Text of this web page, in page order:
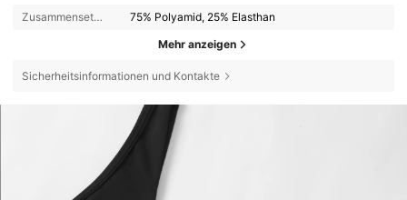
Zusammensetzung: 75% Polyamid, 25% Elasthan
Mehr anzeigen
Sicherheitsinformationen und Kontakte